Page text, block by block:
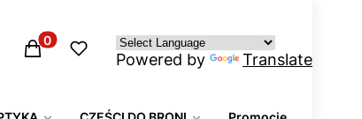
Produkty w koszyku: 0. Zobacz szczegóły
Powered by Translate